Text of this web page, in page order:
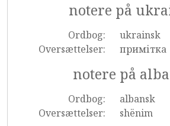
notere på
Ordbog:
ukrainsk
Oversættelser:
примітка
notere på
Ordbog:
albansk
Oversættelser:
shënim